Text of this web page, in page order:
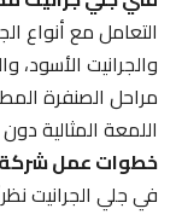
التعامل مع أنواع
والجرانيت الأسود،
مراحل الصنفرة
اللمعة المثالية دون
خطوات عمل شركة
في جلي الجرانيت